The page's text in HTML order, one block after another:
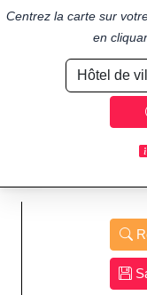
Centrez la carte sur
en